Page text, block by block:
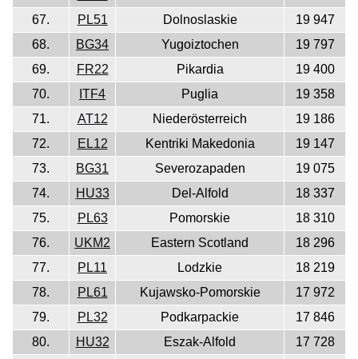
67.
PL51 Dolnoslaskie
19 947
68.
BG34 Yugoiztochen
19 797
69.
FR22 Pikardia
19 400
70.
ITF4 Puglia
19 358
71.
AT12 Niederösterreich
19 186
72.
EL12 Kentriki Makedonia
19 147
73.
BG31 Severozapaden
19 075
74.
HU33 Del-Alfold
18 337
75.
PL63 Pomorskie
18 310
76.
UKM2 Eastern Scotland
18 296
77.
PL11 Lodzkie
18 219
78.
PL61 Kujawsko-Pomorskie
17 972
79.
PL32 Podkarpackie
17 846
80.
HU32 Eszak-Alfold
17 728